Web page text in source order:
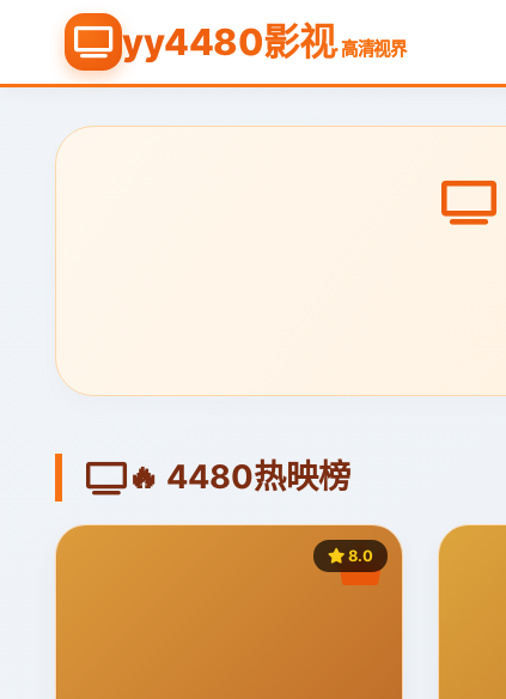
yy4480影视· 高清视界
🔥 4480热映榜
8.0